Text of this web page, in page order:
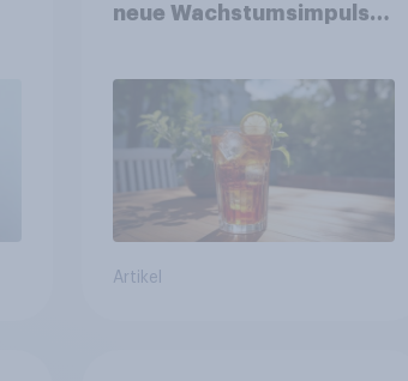
neue Wachstumsimpulse
Artikel